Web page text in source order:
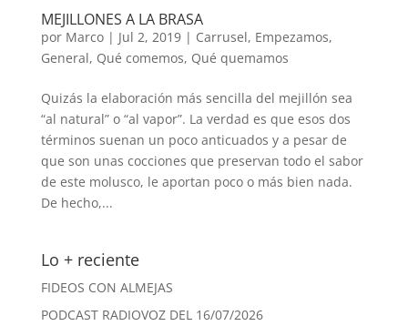
MEJILLONES A LA BRASA
por Marco| Jul 2, 2019| Carrusel, Empezamos,
General, Qué comemos, Qué quemamos
Quizás la elaboración más sencilla del mejillón sea
“al natural” o “al vapor”. La verdad es que esos dos
términos suenan un poco anticuados y a pesar de
que son unas cocciones que preservan todo el sabor
de este molusco, le aportan poco o más bien nada.
De hecho,...
Lo + reciente
FIDEOS CON ALMEJAS
PODCAST RADIOVOZ DEL 16/07/2026